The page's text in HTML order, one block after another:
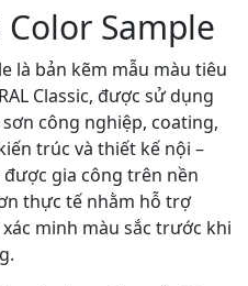
Color Sample
là bản kẽm mẫu màu tiêu
Classic, được sử dụng
công nghiệp, coating,
trúc và thiết kế nội –
gia công trên nền
thực tế nhằm hỗ trợ
minh màu sắc trước khi